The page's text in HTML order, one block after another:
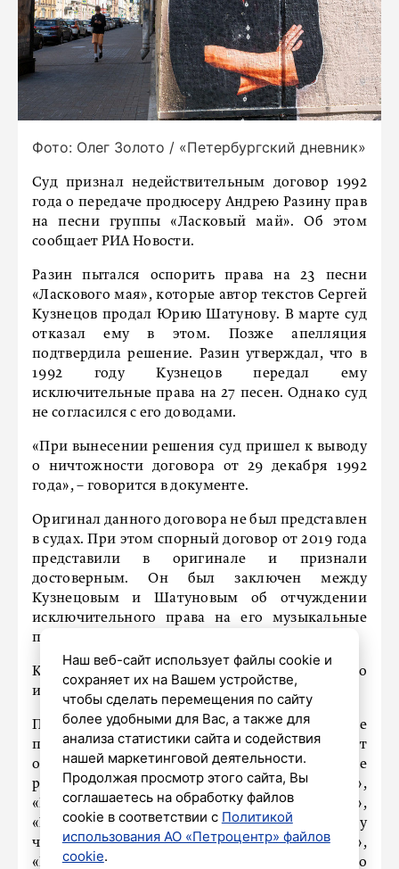
Фото: Олег Золото / «Петербургский дневник»
Суд признал недействительным договор 1992
года о передаче продюсеру Андрею Разину прав
на песни группы «Ласковый май». Об этом
сообщает РИА Новости.
Разин пытался оспорить права на 23 песни
«Ласкового мая», которые автор текстов Сергей
Кузнецов продал Юрию Шатунову. В марте суд
отказал ему в этом. Позже апелляция
подтвердила решение. Разин утверждал, что в
1992 году Кузнецов передал ему
исключительные права на 27 песен. Однако суд
не согласился с его доводами.
«При вынесении решения суд пришел к выводу
о ничтожности договора от 29 декабря 1992
года», – говорится в документе.
Оригинал данного договора не был представлен
в судах. При этом спорный договор от 2019 года
представили в оригинале и признали
достоверным. Он был заключен между
Кузнецовым и Шатуновым об отчуждении
исключительного права на его музыкальные
произведения с текстом.
Кроме того, суд учел, что иск подали по
истечении срока исковой давности.
Предметом спора стали песни: «А я к тебе
протяну ладони (Дождь)», «Медленно уходит
осень (А я так жду)», «Бездомный пес», «Белые
розы», «Взрослые», «Глупые снежинки»,
«Кончено всё (Всё)», «Лето», «Маскарад»,
«Месяц и июль», «Метель в чужом городе», «Ну
что же ты», «Осенний парк (Месяц осени)»,
«Пусть будет ночь», «Ради тебя», «Рано
Наш веб-сайт использует файлы cookie и
сохраняет их на Вашем устройстве,
чтобы сделать перемещения по сайту
более удобными для Вас, а также для
анализа статистики сайта и содействия
нашей маркетинговой деятельности.
Продолжая просмотр этого сайта, Вы
соглашаетесь на обработку файлов
cookie в соответствии с Политикой
использования АО «Петроцентр» файлов
cookie.